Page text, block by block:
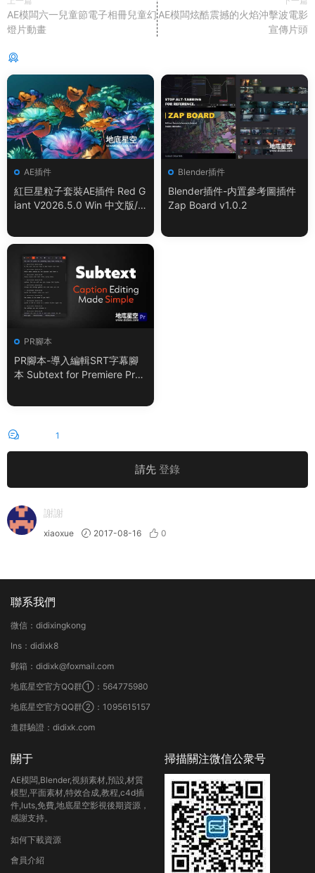
AE模闆六一兒童節電子相冊兒童幻
燈片動畫
AE模闆炫酷震撼的火焰沖擊波電影
宣傳片頭
AE插件
紅巨星粒子套裝AE插件 Red G
iant V2026.5.0 Win 中文版/
Blender插件
Blender插件-内置參考圖插件
Zap Board v1.0.2
PR腳本
PR腳本-導入編輯SRT字幕腳
本 Subtext for Premiere Pro
1
請先 登錄
謝謝
xiaoxue 2017-08-16 0
聯系我們
微信：didixingkong
Ins：didixk8
郵箱：didixk@foxmail.com
地底星空官方QQ群①：564775980
地底星空官方QQ群②：1095615157
進群驗證：didixk.com
關于
AE模闆,Blender,視頻素材,預設,材質
模型,平面素材,特效合成,教程,c4d插
件,luts,免費,地底星空影視後期資源，
感謝支持。
如何下載資源
會員介紹
掃描關注微信公衆号